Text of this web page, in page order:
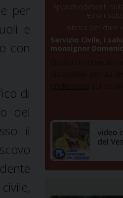
per
e
con
di
del
il
Approfondimenti
e non
rubrica per dare
Servizio Civile, i
monsignor